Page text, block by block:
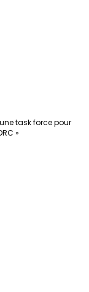
task force pour
»